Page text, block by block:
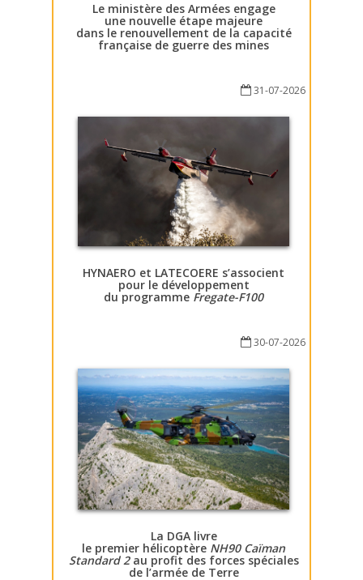
Le ministère des Armées engage
une nouvelle étape majeure
dans le renouvellement de la capacité
française de guerre des mines
31-07-2026
HYNAERO et LATECOERE s’associent
pour le développement
du programme Fregate-F100
30-07-2026
La DGA livre
le premier hélicoptère NH90 Caïman
Standard 2au profit des forces spéciales
de l’armée de Terre